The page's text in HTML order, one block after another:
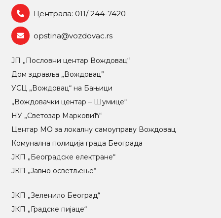
Централа: 011/ 244-7420
opstina@vozdovac.rs
ЈП „Пословни центар Вождовац“
Дом здравља „Вождовац”
УСЦ „Вождовац“ на Бањици
„Вождовачки центар – Шумице“
НУ „Светозар Марковић“
Центар МO за локалну самоуправу Вождовац
Комунална полиција града Београда
ЈКП „Београдске електране“
ЈКП „Јавно осветљење“
ЈКП „Зеленило Београд“
ЈКП „Градске пијаце“